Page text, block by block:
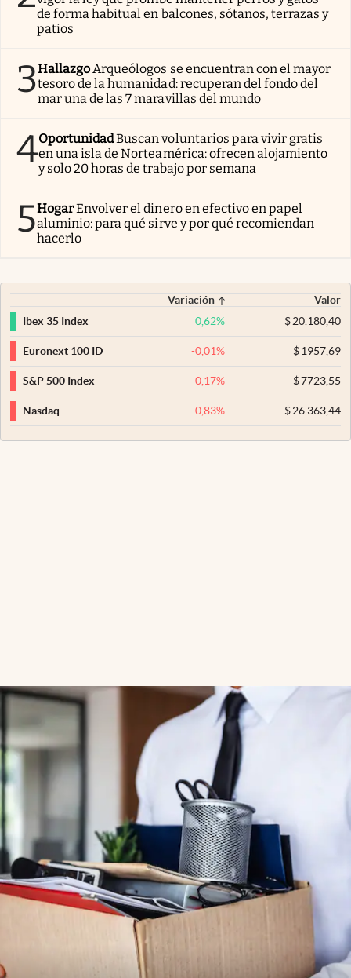
de forma habitual en balcones, sótanos, terrazas y
patios
3Hallazgo Arqueólogos se encuentran con el mayor
tesoro de la humanidad: recuperan del fondo del
mar una de las 7 maravillas del mundo
4OportunidadBuscan voluntarios para vivir gratis
en una isla de Norteamérica: ofrecen alojamiento
y solo 20 horas de trabajo por semana
5HogarEnvolver el dinero en efectivo en papel
aluminio: para qué sirve y por qué recomiendan
hacerlo
Variación
Valor
Ibex 35 Index
0,62% $20.180,40
Euronext 100 ID -0,01% $1957,69
S&P 500 Index -0,17% $7723,55
Nasdaq -0,83% $26.363,44